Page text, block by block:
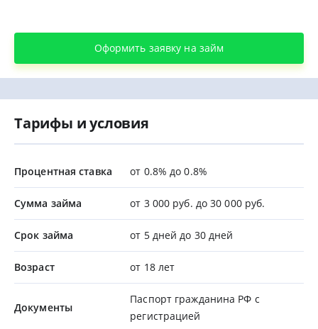
Оформить заявку на займ
Тарифы и условия
Процентная ставка от 0.8% до 0.8%
Сумма займа от 3 000 руб. до 30 000 руб.
Срок займа от 5 дней до 30 дней
Возраст от 18 лет
Документы
Паспорт гражданина РФ с
регистрацией